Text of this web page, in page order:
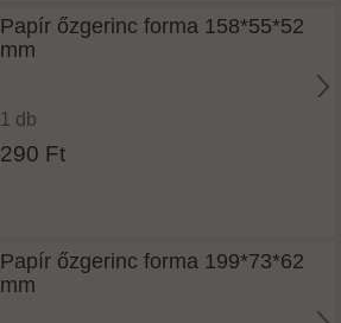
Papír őzgerinc forma 158*55*52
mm
1 db
290 Ft
Papír őzgerinc forma 199*73*62
mm